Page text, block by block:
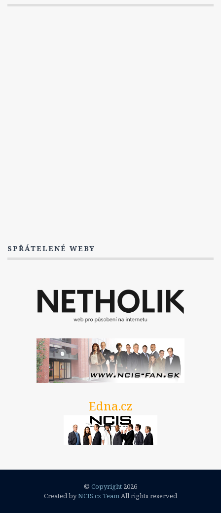
NCIS: New Orleans
SPŘÁTELENÉ WEBY
Edna.cz
© Copyright 2026
Created byNCIS.cz TeamAll rights reserved